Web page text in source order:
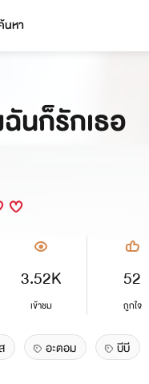
นหา
ฉันก็รักเธอ
3.52K
เข้าชม
52
ถูกใจ
อะตอม บีบี